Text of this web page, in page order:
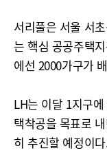
서리풀은 서울 서
는 핵심 공공주택
에선 2000가구가
LH는 이달 1지구
택착공을 목표로
히 추진할 예정이